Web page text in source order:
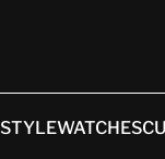
STYLEWATCHES